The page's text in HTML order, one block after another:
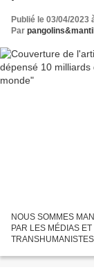
Publié le 03/04/2023
Par
NOUS SOMMES
PAR LES MÉDIAS
Une révélation...